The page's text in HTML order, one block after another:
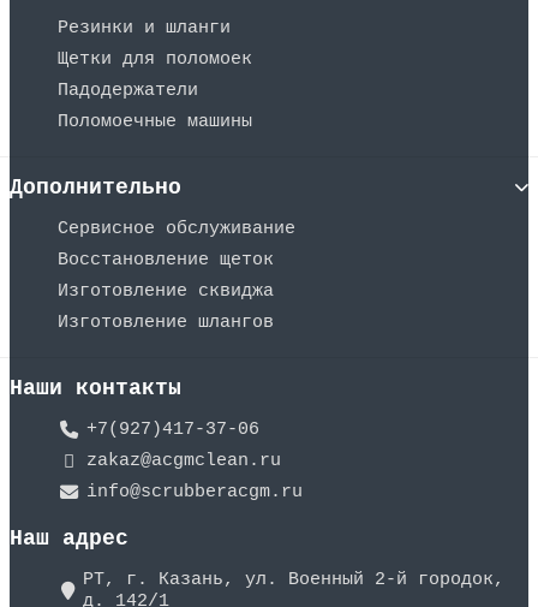
Резинки и шланги
Щетки для поломоек
Падодержатели
Поломоечные машины
Дополнительно
Сервисное обслуживание
Восстановление щеток
Изготовление сквиджа
Изготовление шлангов
Наши контакты
+7(927)417-37-06
zakaz@acgmclean.ru
info@scrubberacgm.ru
Наш адрес
РТ, г. Казань, ул. Военный 2-й городок,
д. 142/1